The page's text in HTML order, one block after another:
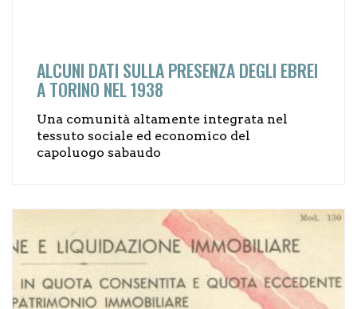
ALCUNI DATI SULLA PRESENZA DEGLI EBREI
A TORINO NEL 1938
Una comunità altamente integrata nel
tessuto sociale ed economico del
capoluogo sabaudo